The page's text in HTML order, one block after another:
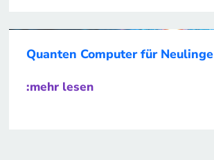
Quanten Computer für Neulinge
:mehr lesen